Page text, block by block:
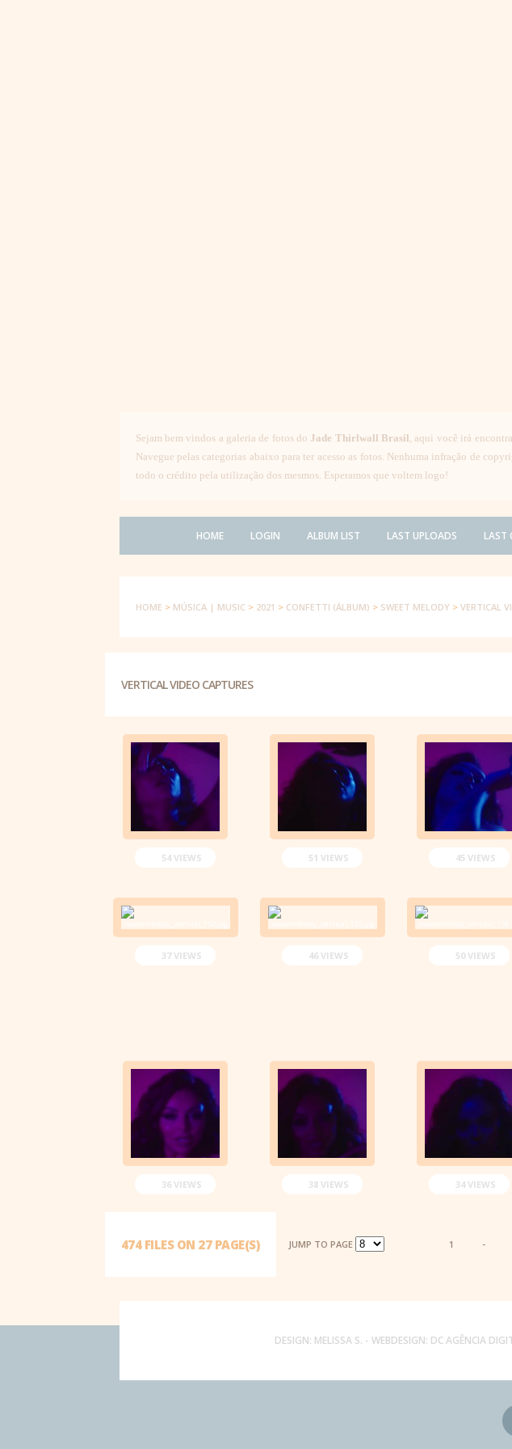
Sejam bem vindos a galeria de fotos do Jade Thirlwall Brasil, aqui você irá
Navegue pelas categorias abaixo para ter acesso as fotos. Nenhuma infração de
todo o crédito pela utilização dos mesmos. Esperamos que voltem logo!
HOME LOGIN ALBUM LIST LAST UPLOADS LAST
HOME > MÚSICA | MUSIC > 2021 > CONFETTI (ÁLBUM) > SWEET MELODY > VERTICAL
VERTICAL VIDEO CAPTURES
54 VIEWS 51 VIEWS 45 VIEWS
37 VIEWS 46 VIEWS 50 VIEWS
36 VIEWS 38 VIEWS 34 VIEWS
474 FILES ON 27 PAGE(S) JUMP TO PAGE 1 -
DESIGN: MELISSA S. - WEBDESIGN: DC AGÊNCIA